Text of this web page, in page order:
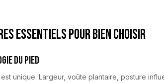
essentiels pour bien choisir
du pied
unique. Largeur, voûte plantaire, posture